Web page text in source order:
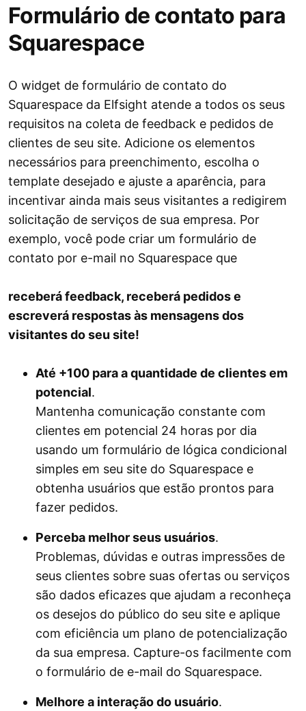
Formulário de contato para
Squarespace
O widget de formulário de contato do
Squarespace da Elfsight atende a todos os seus
requisitos na coleta de feedback e pedidos de
clientes de seu site. Adicione os elementos
necessários para preenchimento, escolha o
template desejado e ajuste a aparência, para
incentivar ainda mais seus visitantes a redigirem
solicitação de serviços de sua empresa. Por
exemplo, você pode criar um formulário de
contato por e-mail no Squarespace que
receberá feedback, receberá pedidos e
escreverá respostas às mensagens dos
visitantes do seu site!
Até +100 para a quantidade de clientes em
potencial.
Mantenha comunicação constante com
clientes em potencial 24 horas por dia
usando um formulário de lógica condicional
simples em seu site do Squarespace e
obtenha usuários que estão prontos para
fazer pedidos.
Perceba melhor seus usuários.
Problemas, dúvidas e outras impressões de
seus clientes sobre suas ofertas ou serviços
são dados eficazes que ajudam a reconheça
os desejos do público do seu site e aplique
com eficiência um plano de potencialização
da sua empresa. Capture-os facilmente com
o formulário de e-mail do Squarespace.
Melhore a interação do usuário.